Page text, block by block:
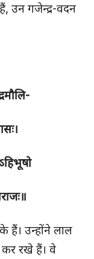
उन गजेन्द्र-वदन
हैं। उन्होंने लाल
कर रखे हैं। वे